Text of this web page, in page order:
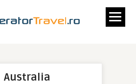
Australia